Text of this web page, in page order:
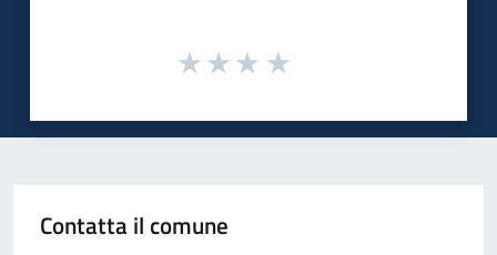
Contatta il comune